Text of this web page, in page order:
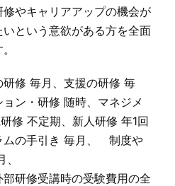
やキャリアアップの機会が
という意欲がある方を全面
修 毎月、支援の研修 毎
ン・研修 随時、マネジメ
修 不定期、新人研修 年1回
ムの手引き 毎月、 制度や
研修受講時の受験費用の全